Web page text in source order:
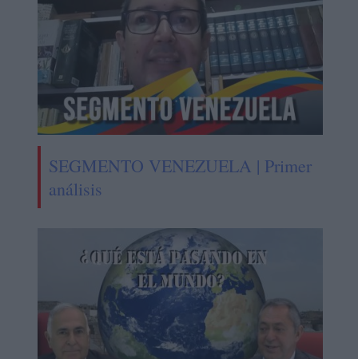
SEGMENTO VENEZUELA | Primer
análisis